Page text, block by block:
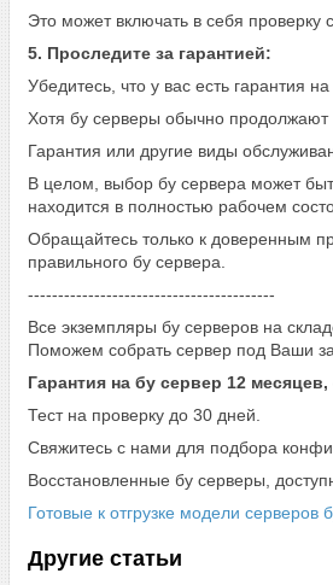
Это может включать в себя
5. Проследите за гарантией:
Убедитесь, что у вас есть гарантия
Хотя бу серверы обычно продолжают
Гарантия или другие виды
В целом, выбор бу сервера может
находится в полностью рабочем
Обращайтесь только к доверенным
правильного бу сервера.
-----------------------------------------
Все экземпляры бу серверов на
Поможем собрать сервер под Ваши
Гарантия на бу сервер 12
Тест на проверку до 30 дней.
Свяжитесь с нами для подбора
Восстановленные бу серверы,
Готовые к отгрузке модели серверов
Другие статьи